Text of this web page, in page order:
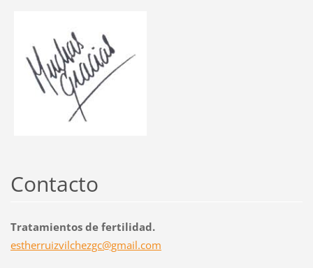
Contacto
Tratamientos de fertilidad.
estherruizvilchezgc@gmail.com